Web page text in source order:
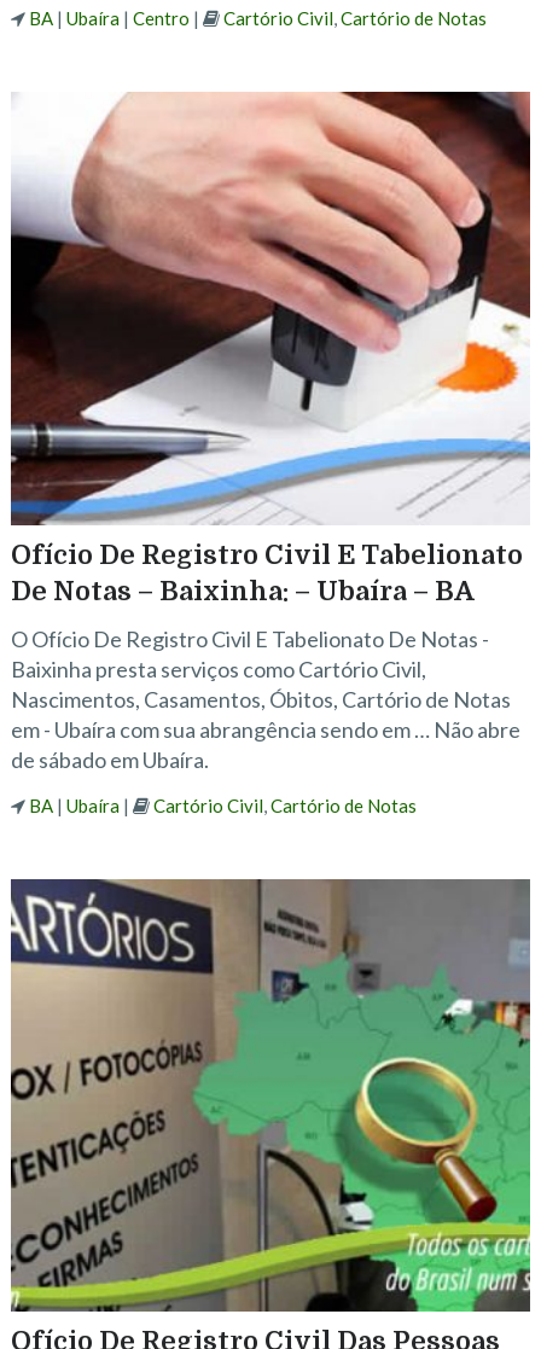
BA| Ubaíra| Centro | Cartório Civil,Cartório de Notas
Ofício De Registro Civil E Tabelionato
De Notas – Baixinha: – Ubaíra – BA
O Ofício De Registro Civil E Tabelionato De Notas -
Baixinha presta serviços como Cartório Civil,
Nascimentos, Casamentos, Óbitos, Cartório de Notas
em - Ubaíra com sua abrangência sendo em … Não abre
de sábado em Ubaíra.
BA| Ubaíra| Cartório Civil,Cartório de Notas
Ofício De Registro Civil Das Pessoas